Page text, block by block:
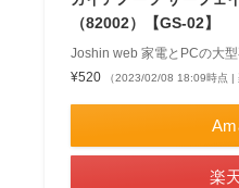
（82002）【GS-02】
Joshin web 家電とPCの大
¥520
（2023/02/08 18:09時点 |
楽